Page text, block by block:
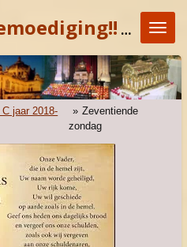
"KOM
jaar 2018-
» Zeventiende
zondag